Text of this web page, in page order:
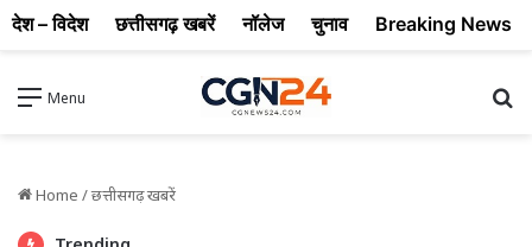
Menu
Home /छत्तीसगढ़ खबरें
देश – विदेश छत्तीसगढ़ खबरें नॉलेज चुनाव Breaking News